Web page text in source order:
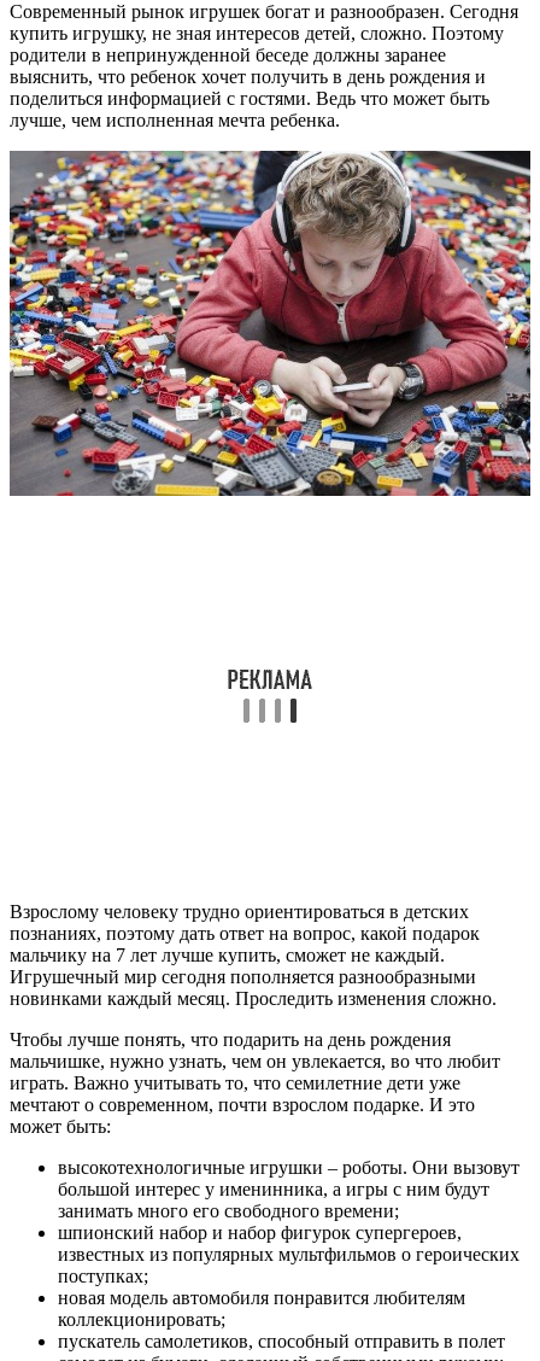
Современный рынок игрушек богат и разнообразен. Сегодня
купить игрушку, не зная интересов детей, сложно. Поэтому
родители в непринужденной беседе должны заранее
выяснить, что ребенок хочет получить в день рождения и
поделиться информацией с гостями. Ведь что может быть
лучше, чем исполненная мечта ребенка.
Взрослому человеку трудно ориентироваться в детских
познаниях, поэтому дать ответ на вопрос, какой подарок
мальчику на 7 лет лучше купить, сможет не каждый.
Игрушечный мир сегодня пополняется разнообразными
новинками каждый месяц. Проследить изменения сложно.
Чтобы лучше понять, что подарить на день рождения
мальчишке, нужно узнать, чем он увлекается, во что любит
играть. Важно учитывать то, что семилетние дети уже
мечтают о современном, почти взрослом подарке. И это
может быть:
высокотехнологичные игрушки – роботы. Они вызовут
большой интерес у именинника, а игры с ним будут
занимать много его свободного времени;
шпионский набор и набор фигурок супергероев,
известных из популярных мультфильмов о героических
поступках;
новая модель автомобиля понравится любителям
коллекционировать;
пускатель самолетиков, способный отправить в полет